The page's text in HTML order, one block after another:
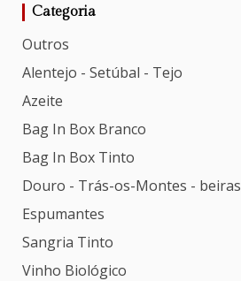
Categoria
Outros
Alentejo - Setúbal - Tejo
Azeite
Bag In Box Branco
Bag In Box Tinto
Douro - Trás-os-Montes - beiras
Espumantes
Sangria Tinto
Vinho Biológico